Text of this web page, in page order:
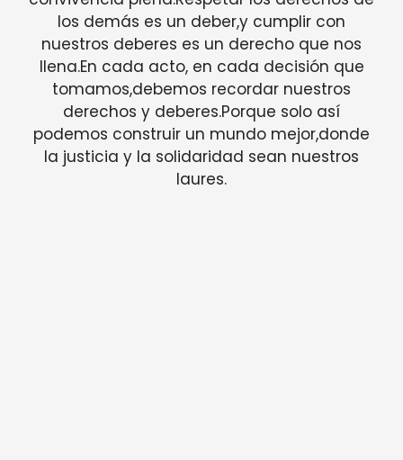
los demás es un deber,y cumplir con
nuestros deberes es un derecho que nos
llena.En cada acto, en cada decisión que
tomamos,debemos recordar nuestros
derechos y deberes.Porque solo así
podemos construir un mundo mejor,donde
la justicia y la solidaridad sean nuestros
laures.